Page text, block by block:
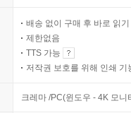
배송 없이 구매 후 바로 읽기
제한없음
TTS 가능
저작권 보호를 위해 인쇄 기
크레마 /PC(윈도우 - 4K 모